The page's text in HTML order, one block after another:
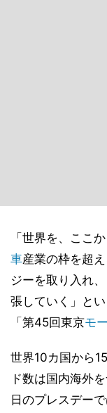
「世界を、ここ
車産業の枠を超
ジーを取り入れ
張していく」と
「第45回東京モ
世界10カ国から
ド数は国内海外
日のプレスデー